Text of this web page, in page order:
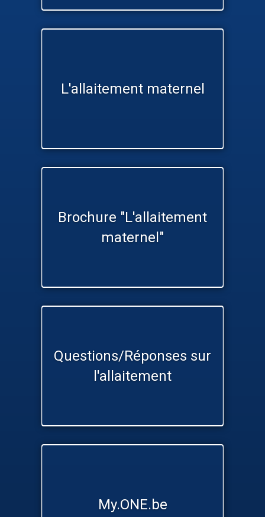
L'allaitement maternel
Brochure "L'allaitement
maternel"
Questions/Réponses sur
l'allaitement
My.ONE.be